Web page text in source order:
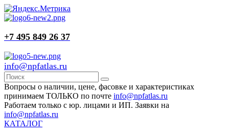
+7 495 849 26 37
info@npfatlas.ru
Вопросы о наличии, цене, фасовке и характеристиках
принимаем ТОЛЬКО по почте info@npfatlas.ru
Работаем только с юр. лицами и ИП. Заявки на
info@npfatlas.ru
КАТАЛОГ